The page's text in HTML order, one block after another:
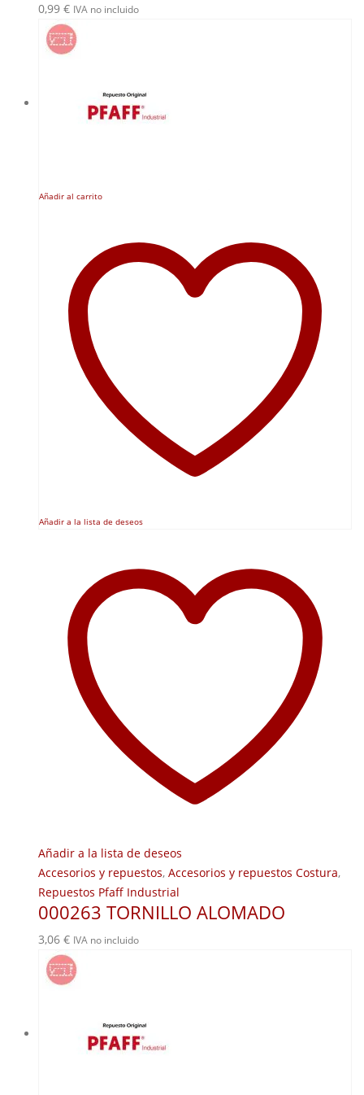
0,99 € IVA no incluido
Añadir al carrito
Añadir a la lista de deseos
Añadir a la lista de deseos
Accesorios y repuestos, Accesorios y repuestos Costura,
Repuestos Pfaff Industrial
000263 TORNILLO ALOMADO
3,06 € IVA no incluido